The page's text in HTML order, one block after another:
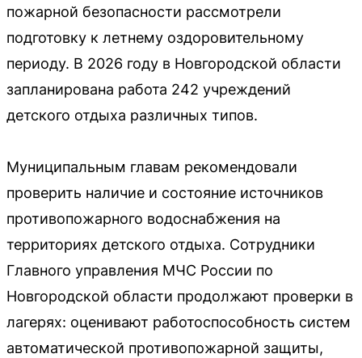
пожарной безопасности рассмотрели
подготовку к летнему оздоровительному
периоду. В 2026 году в Новгородской области
запланирована работа 242 учреждений
детского отдыха различных типов.
Муниципальным главам рекомендовали
проверить наличие и состояние источников
противопожарного водоснабжения на
территориях детского отдыха. Сотрудники
Главного управления МЧС России по
Новгородской области продолжают проверки в
лагерях: оценивают работоспособность систем
автоматической противопожарной защиты,